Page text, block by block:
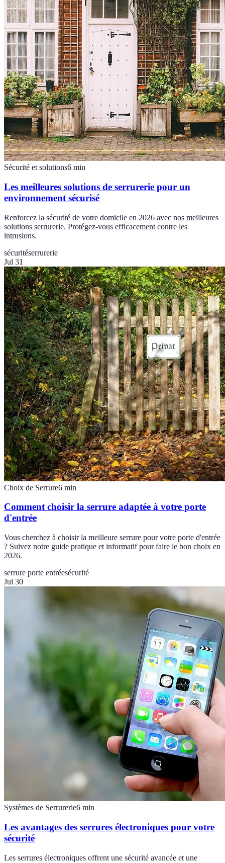
Sécurité et solutions6 min
Les meilleures solutions de serrurerie pour un
environnement sécurisé
Renforcez la sécurité de votre domicile en 2026 avec nos meilleures
solutions serrurerie. Protégez-vous efficacement contre les
intrusions.
sécuritéserrurerie
Jul 31
Choix de Serrure6 min
Comment choisir la serrure adaptée à votre porte
d'entrée
Vous cherchez à choisir la meilleure serrure pour votre porte d'entrée
? Suivez notre guide pratique et informatif pour faire le bon choix en
2026.
serrure porte entréesécurité
Jul 30
Systèmes de Serrurerie6 min
Les avantages des serrures électroniques pour votre
sécurité
Les serrures électroniques offrent une sécurité avancée et une